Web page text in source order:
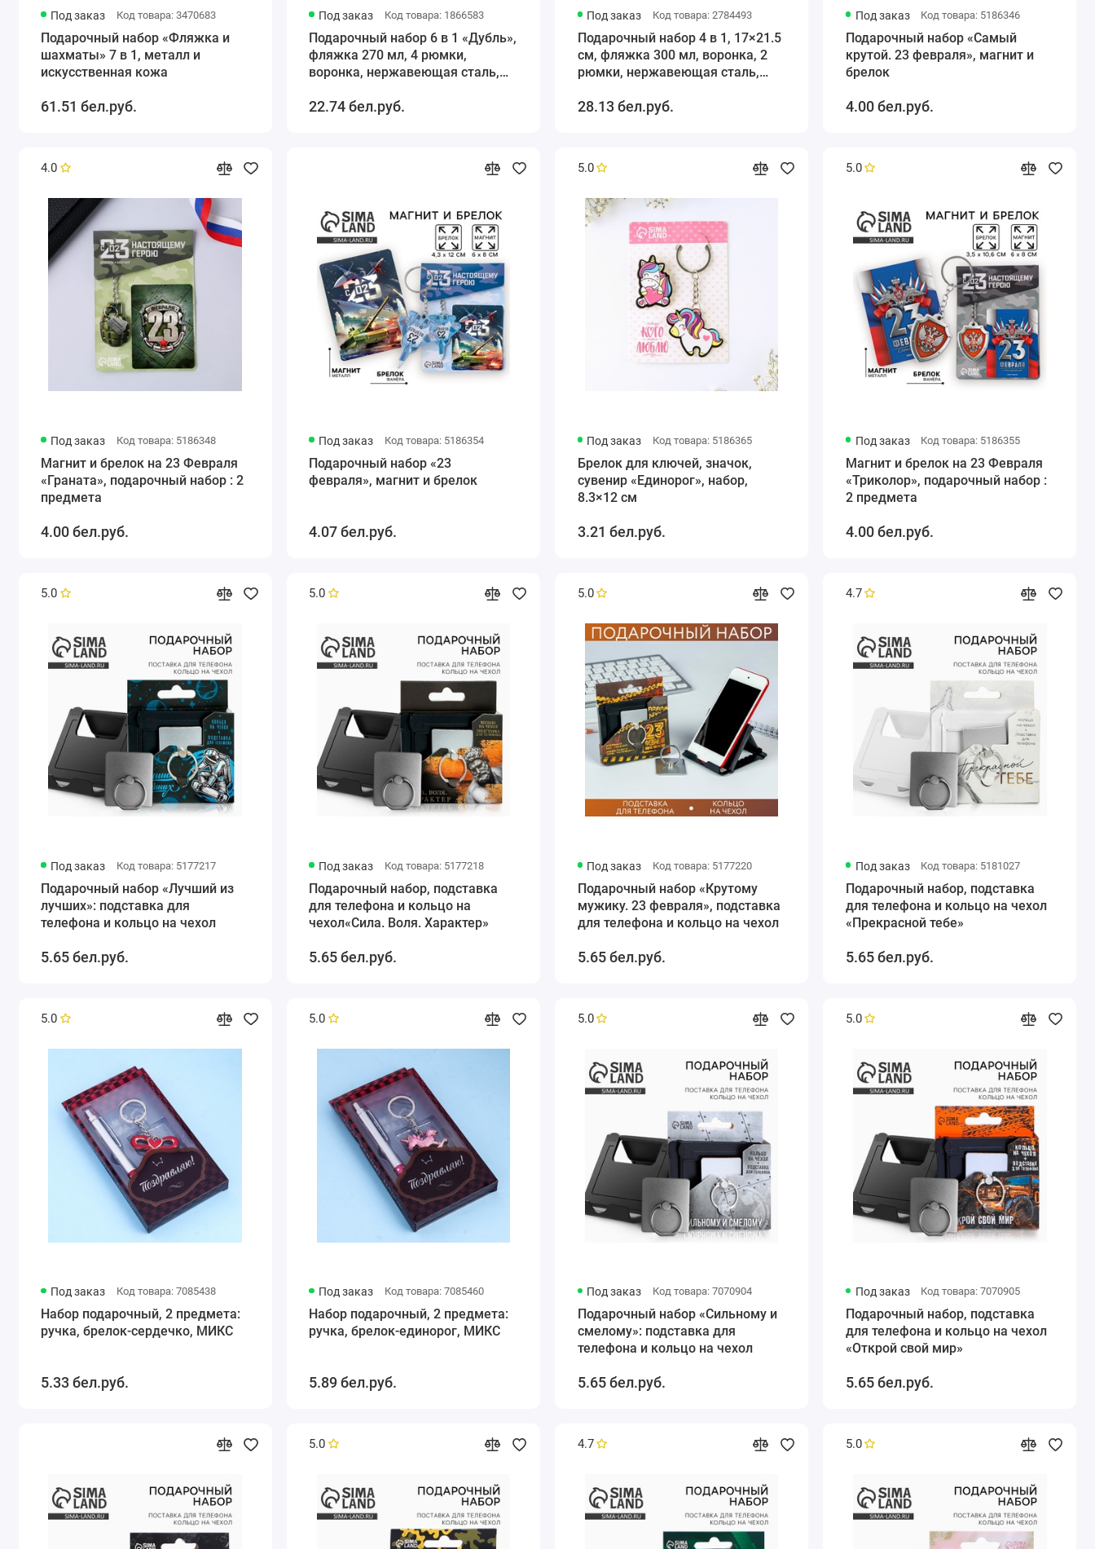
Под заказ Код товара: 3470683
Подарочный набор «Фляжка и
шахматы» 7 в 1, металл и
искусственная кожа
61.51 бел.руб.
Под заказ Код товара: 1866583
Подарочный набор 6 в 1 «Дубль»,
фляжка 270 мл, 4 рюмки,
воронка, нержавеющая сталь,
22.74 бел.руб.
Под заказ Код товара: 2784493
Подарочный набор 4 в 1, 17×21.5
см, фляжка 300 мл, воронка, 2
рюмки, нержавеющая сталь,
28.13 бел.руб.
Под заказ Код товара: 5186346
Подарочный набор «Самый
крутой. 23 февраля», магнит и
брелок
4.00 бел.руб.
4.0
Под заказ Код товара: 5186348
Магнит и брелок на 23 Февраля
«Граната», подарочный набор : 2
предмета
4.00 бел.руб.
Под заказ Код товара: 5186354
Подарочный набор «23
февраля», магнит и брелок
4.07 бел.руб.
5.0
Под заказ Код товара: 5186365
Брелок для ключей, значок,
сувенир «Единорог», набор,
8.3×12 см
3.21 бел.руб.
5.0
Под заказ Код товара: 5186355
Магнит и брелок на 23 Февраля
«Триколор», подарочный набор :
2 предмета
4.00 бел.руб.
5.0
Под заказ Код товара: 5177217
Подарочный набор «Лучший из
лучших»: подставка для
телефона и кольцо на чехол
5.65 бел.руб.
5.0
Под заказ Код товара: 5177218
Подарочный набор, подставка
для телефона и кольцо на
чехол«Сила. Воля. Характер»
5.65 бел.руб.
5.0
Под заказ Код товара: 5177220
Подарочный набор «Крутому
мужику. 23 февраля», подставка
для телефона и кольцо на чехол
5.65 бел.руб.
4.7
Под заказ Код товара: 5181027
Подарочный набор, подставка
для телефона и кольцо на чехол
«Прекрасной тебе»
5.65 бел.руб.
5.0
Под заказ Код товара: 7085438
Набор подарочный, 2 предмета:
ручка, брелок-сердечко, МИКС
5.33 бел.руб.
5.0
Под заказ Код товара: 7085460
Набор подарочный, 2 предмета:
ручка, брелок-единорог, МИКС
5.89 бел.руб.
5.0
Под заказ Код товара: 7070904
Подарочный набор «Сильному и
смелому»: подставка для
телефона и кольцо на чехол
5.65 бел.руб.
5.0
Под заказ Код товара: 7070905
Подарочный набор, подставка
для телефона и кольцо на чехол
«Открой свой мир»
5.65 бел.руб.
5.0 4.7 5.0